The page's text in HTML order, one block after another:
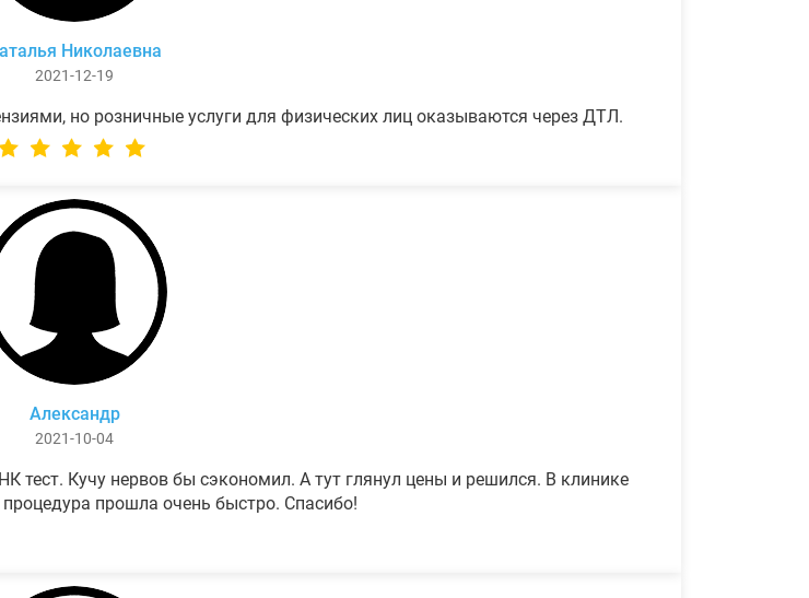
Николаевна
2021-12-19
но розничные услуги для физических лиц оказываются через ДТЛ.
Александр
2021-10-04
тест. Кучу нервов бы сэкономил. А тут глянул цены и решился. В клинике
прошла очень быстро. Спасибо!